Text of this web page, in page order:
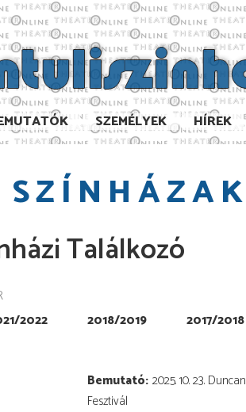
SZEMÉLYEK HÍREK
SZÍNHÁZAK
Találkozó
2022 2018/2019 2017/2018
Bemutató 2025. 10. 23. Duncan
Fesztivál